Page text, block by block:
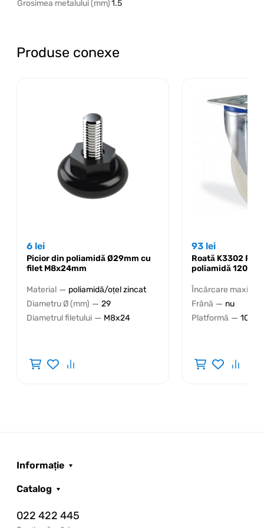
Grosimea metalului (mm)1.5
Produse conexe
6 lei
Picior din poliamidă Ø29mm cu
filet M8x24mm
Material — poliamidă/oțel zincat
Diametru Ø (mm) — 29
Diametrul filetului — M8x24
93 lei
Roată K3302
poliamidă 120kg
Încărcare
Frână — nu
Platformă —
Informație
Catalog
022 422 445